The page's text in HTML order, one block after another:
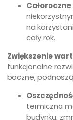
na
cały rok.
Zwiększenie
funkcjonalne
boczne,
termiczna
budynku,